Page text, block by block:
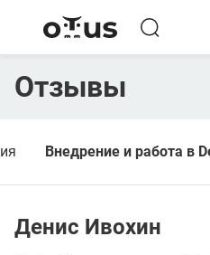
Отзывы
Внедрение и работа в
Денис Ивохин